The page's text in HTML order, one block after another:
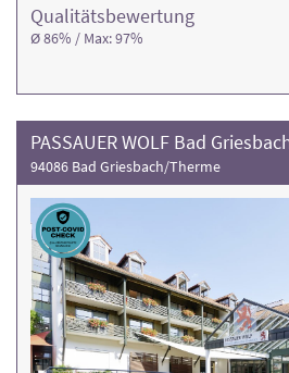
Qualitäts­bewertung
Ø 86% / Max: 97%
PASSAUER WOLF Bad
94086 Bad Griesbach/Therme